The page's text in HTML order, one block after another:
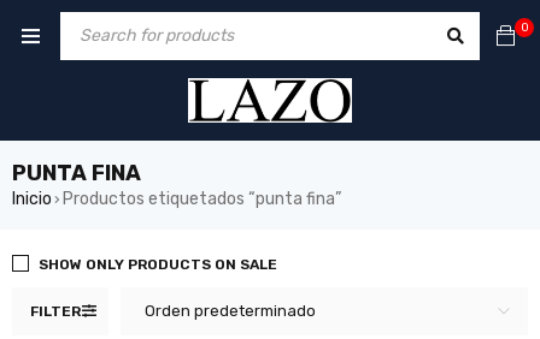
0
PUNTA FINA
Inicio › Productos etiquetados “punta fina”
FILTER Orden predeterminado
SHOW ONLY PRODUCTS ON SALE